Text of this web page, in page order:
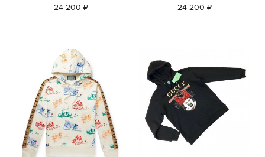
24 200 ₽ 24 200 ₽